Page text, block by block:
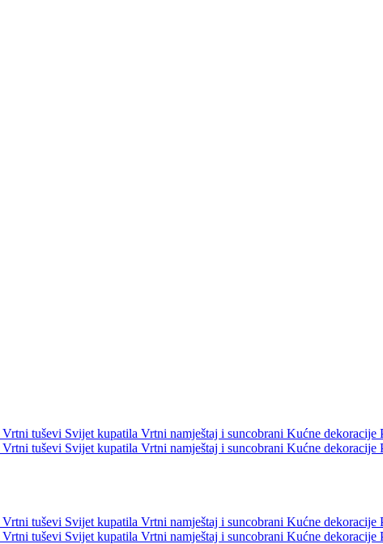
Vrtni tuševi Svijet kupatila Vrtni namještaj i suncobrani Kućne dekoracije
Vrtni tuševi Svijet kupatila Vrtni namještaj i suncobrani Kućne dekoracije
Vrtni tuševi Svijet kupatila Vrtni namještaj i suncobrani Kućne dekoracije
Vrtni tuševi Svijet kupatila Vrtni namještaj i suncobrani Kućne dekoracije